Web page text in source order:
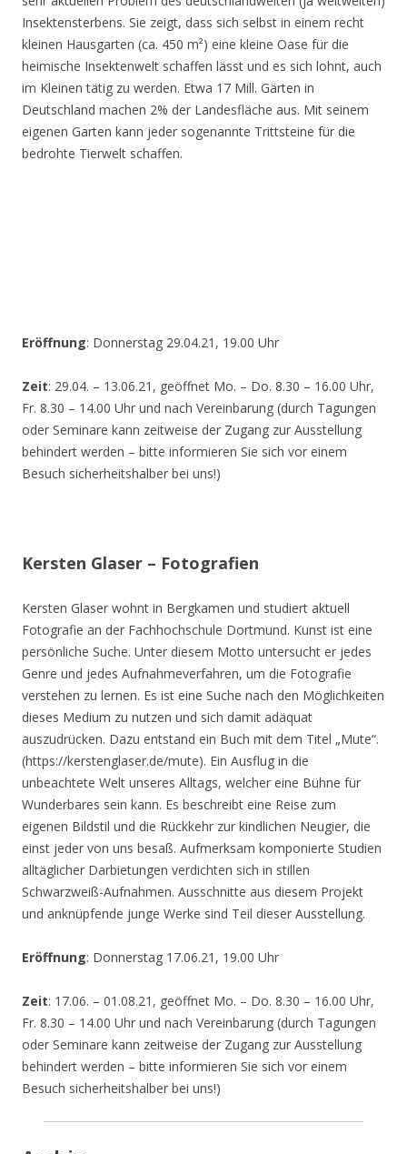
Insektensterbens. Sie zeigt, dass sich selbst in einem recht
kleinen Hausgarten (ca. 450 m²) eine kleine Oase für die
heimische Insektenwelt schaffen lässt und es sich lohnt, auch
im Kleinen tätig zu werden. Etwa 17 Mill. Gärten in
Deutschland machen 2% der Landesfläche aus. Mit seinem
eigenen Garten kann jeder sogenannte Trittsteine für die
bedrohte Tierwelt schaffen.
Eröffnung: Donnerstag 29.04.21, 19.00 Uhr
Zeit: 29.04. – 13.06.21, geöffnet Mo. – Do. 8.30 – 16.00 Uhr,
Fr. 8.30 – 14.00 Uhr und nach Vereinbarung (durch Tagungen
oder Seminare kann zeitweise der Zugang zur Ausstellung
behindert werden – bitte informieren Sie sich vor einem
Besuch sicherheitshalber bei uns!)
Kersten Glaser – Fotografien
Kersten Glaser wohnt in Bergkamen und studiert aktuell
Fotografie an der Fachhochschule Dortmund. Kunst ist eine
persönliche Suche. Unter diesem Motto untersucht er jedes
Genre und jedes Aufnahmeverfahren, um die Fotografie
verstehen zu lernen. Es ist eine Suche nach den Möglichkeiten
dieses Medium zu nutzen und sich damit adäquat
auszudrücken. Dazu entstand ein Buch mit dem Titel „Mute“.
(https://kerstenglaser.de/mute). Ein Ausflug in die
unbeachtete Welt unseres Alltags, welcher eine Bühne für
Wunderbares sein kann. Es beschreibt eine Reise zum
eigenen Bildstil und die Rückkehr zur kindlichen Neugier, die
einst jeder von uns besaß. Aufmerksam komponierte Studien
alltäglicher Darbietungen verdichten sich in stillen
Schwarzweiß-Aufnahmen. Ausschnitte aus diesem Projekt
und anknüpfende junge Werke sind Teil dieser Ausstellung.
Eröffnung: Donnerstag 17.06.21, 19.00 Uhr
Zeit: 17.06. – 01.08.21, geöffnet Mo. – Do. 8.30 – 16.00 Uhr,
Fr. 8.30 – 14.00 Uhr und nach Vereinbarung (durch Tagungen
oder Seminare kann zeitweise der Zugang zur Ausstellung
behindert werden – bitte informieren Sie sich vor einem
Besuch sicherheitshalber bei uns!)